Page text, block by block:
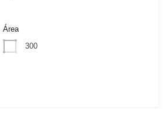
Área
300